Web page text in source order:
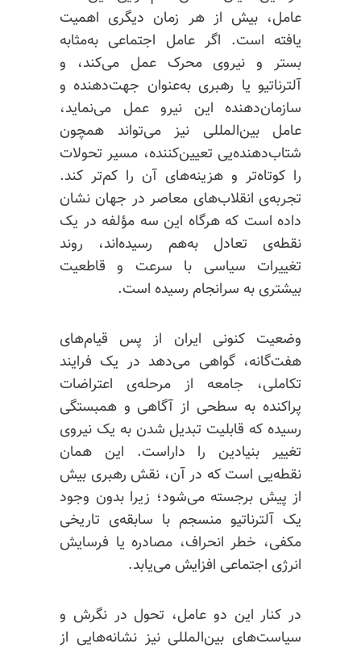
عامل، بیش از هر زمان دیگری اهمیت
یافته است. اگر عامل اجتماعی به‌مثابه
بستر و نیروی محرک عمل می‌کند، و
آلترناتیو یا رهبری به‌عنوان جهت‌دهنده و
سازمان‌دهنده این نیرو عمل می‌نماید،
عامل بین‌المللی نیز می‌تواند همچون
شتاب‌دهنده‌یی تعیین‌کننده، مسیر تحولات
را کوتاه‌تر و هزینه‌های آن را کم‌تر کند.
تجربه‌ی انقلاب‌های معاصر در جهان نشان
داده است که هرگاه این سه مؤلفه در یک
نقطه‌ی تعادل به‌هم رسیده‌اند، روند
تغییرات سیاسی با سرعت و قاطعیت
بیشتری به سرانجام رسیده است.
وضعیت کنونی ایران از پس قیام‌های
هفت‌گانه، گواهی می‌دهد در یک فرایند
تکاملی،‌ جامعه از مرحله‌ی اعتراضات
پراکنده به سطحی از آگاهی و همبستگی
رسیده که قابلیت تبدیل شدن به یک نیروی
تغییر بنیادین را داراست. این همان
نقطه‌یی است که در آن، نقش رهبری بیش
از پیش برجسته می‌شود؛ زیرا بدون وجود
یک آلترناتیو منسجم با سابقه‌ی تاریخی
مکفی، خطر انحراف، مصادره یا فرسایش
انرژی اجتماعی افزایش می‌یابد.
در کنار این دو عامل، تحول در نگرش و
سیاست‌های بین‌المللی نیز نشانه‌هایی از